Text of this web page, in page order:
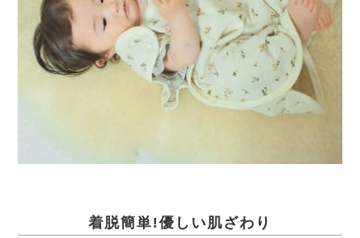
着脱簡単!優しい肌ざわり